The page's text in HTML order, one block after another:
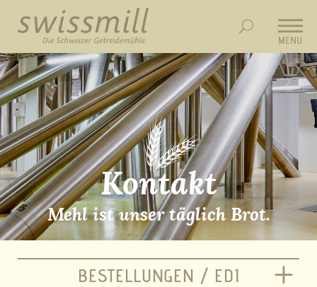
MENU
Kontakt
Mehl ist unser täglich Brot.
BESTELLUNGEN / EDI